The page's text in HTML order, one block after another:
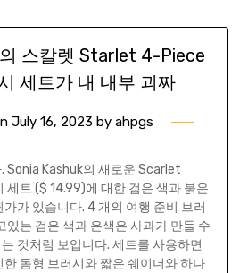
스칼렛 Starlet 4-Piece
세트가 내 내부 괴짜
July 16, 2023 by ahpgs
Sonia Kashuk의 새로운 Scarlet
트 ($ 14.99)에 대한 검은 색과 붉은
가 있습니다. 4 개의 여행 준비 브러
있는 검은 색과 은색은 사과가 만들 수
것처럼 보입니다. 세트를 사용하면
돔형 브러시와 짧은 쉐이더와 하나